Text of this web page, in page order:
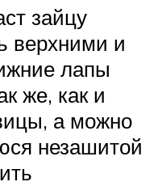
зайцу
верхними и
лапы
же, как и
а можно
незашитой